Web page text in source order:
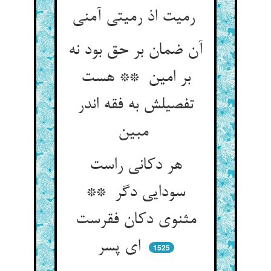
رمیت اذ رمیتی آمنی
آن ضمان بر حق بود نه
بر امین ** هست
تفصیلش به فقه اندر
مبین
هر دکانی راست
سودایی دگر **
مثنوی دکان فقرست
ای پسر
1525